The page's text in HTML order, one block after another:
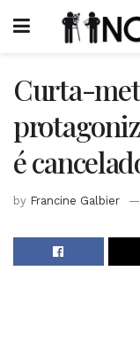
Curta-
é
by Francine Galbier